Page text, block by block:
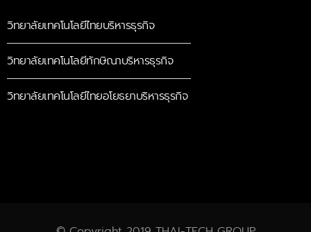
วิทยาลัยเทคโนโลยีไทยบริหารธุรกิจ
วิทยาลัยเทคโนโลยีทักษิณาบริหารธุรกิจ
วิทยาลัยเทคโนโลยีไทยอโยธยาบริหารธุรกิจ